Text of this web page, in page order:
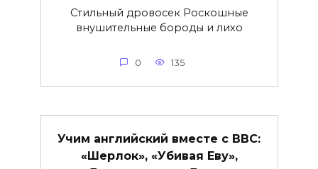
Стильный дровосек Роскошные
внушительные бороды и лихо
0 135
Учим английский вместе с BBC:
«Шерлок», «Убивая Еву»,